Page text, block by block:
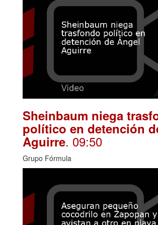
Sheinbaum niega
político en detención
Aguirre. 09:50
Grupo Fórmula